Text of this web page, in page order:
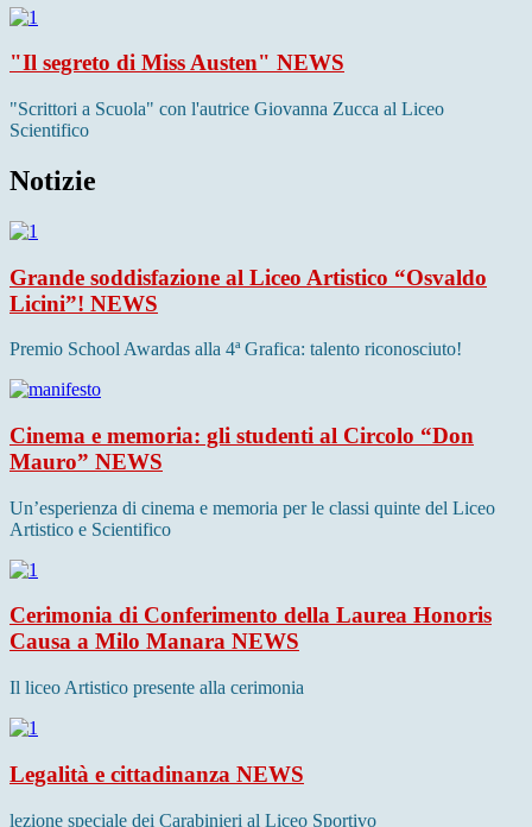
"Il segreto di Miss Austen" NEWS
"Scrittori a Scuola" con l'autrice Giovanna Zucca al Liceo
Scientifico
Notizie
Grande soddisfazione al Liceo Artistico “Osvaldo
Licini”! NEWS
Premio School Awardas alla 4ª Grafica: talento riconosciuto!
Cinema e memoria: gli studenti al Circolo “Don
Mauro” NEWS
Un’esperienza di cinema e memoria per le classi quinte del Liceo
Artistico e Scientifico
Cerimonia di Conferimento della Laurea Honoris
Causa a Milo Manara NEWS
Il liceo Artistico presente alla cerimonia
Legalità e cittadinanza NEWS
lezione speciale dei Carabinieri al Liceo Sportivo